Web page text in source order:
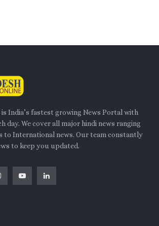
is India’s fastest growing News Portal with
day. We cover all major hindi news ranging
to International news. Our team constantly
to keep you updated.